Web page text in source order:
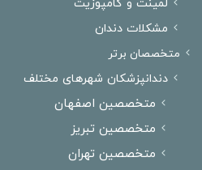
لمینت و کامپوزیت
مشکلات دندان
متخصصان برتر
دندانپزشکان شهرهای مختلف
متخصصین اصفهان
متخصصین تبریز
متخصصین تهران